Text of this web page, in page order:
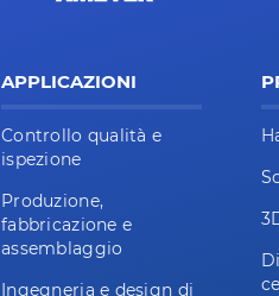
APPLICAZIONI
Controllo qualità e
ispezione
Produzione,
fabbricazione e
assemblaggio
Ingegneria e design di